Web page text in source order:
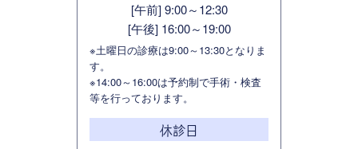
[午前] 9:00～12:30
[午後] 16:00～19:00
※土曜日の診療は9:00～13:30となりま
す。
※14:00～16:00は予約制で手術・検査
等を行っております。
休診日